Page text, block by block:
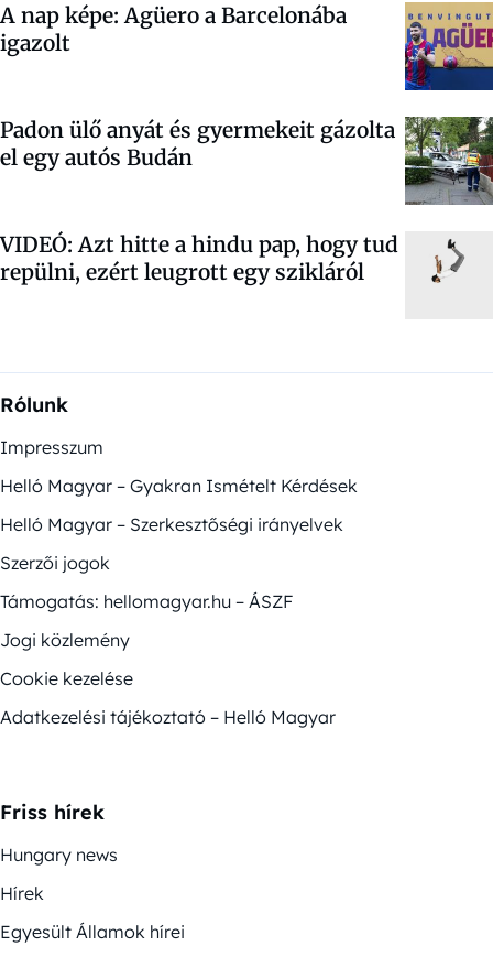
A nap képe: Agüero a Barcelonába
igazolt
Padon ülő anyát és gyermekeit gázolta
el egy autós Budán
VIDEÓ: Azt hitte a hindu pap, hogy tud
repülni, ezért leugrott egy szikláról
Rólunk
Impresszum
Helló Magyar – Gyakran Ismételt Kérdések
Helló Magyar – Szerkesztőségi irányelvek
Szerzői jogok
Támogatás: hellomagyar.hu – ÁSZF
Jogi közlemény
Cookie kezelése
Adatkezelési tájékoztató – Helló Magyar
Friss hírek
Hungary news
Hírek
Egyesült Államok hírei